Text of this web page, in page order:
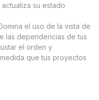
su estado
el uso de la vista de
las dependencias de tus
el orden y
que tus proyectos